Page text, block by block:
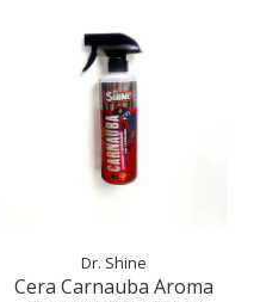
Dr. Shine
Cera Carnauba Aroma